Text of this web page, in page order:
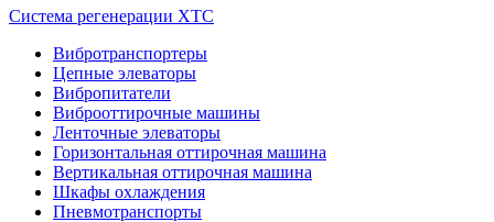
Система регенерации ХТС
Вибротранспортеры
Цепные элеваторы
Вибропитатели
Виброоттирочные машины
Ленточные элеваторы
Горизонтальная оттирочная машина
Вертикальная оттирочная машина
Шкафы охлаждения
Пневмотранспорты